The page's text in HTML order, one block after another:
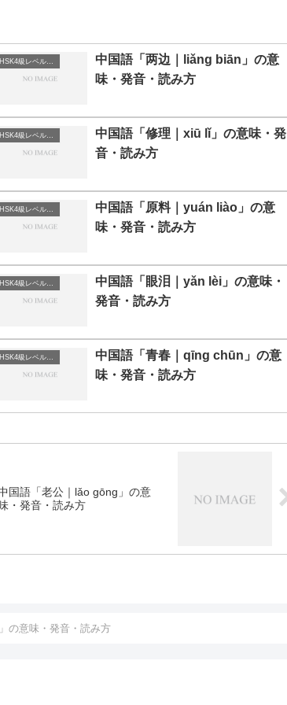
中国語「两边｜liǎng biān」の意
味・発音・読み方
中国語「修理｜xiū lǐ」の意味・発
音・読み方
中国語「原料｜yuán liào」の意
味・発音・読み方
中国語「眼泪｜yǎn lèi」の意味・
発音・読み方
中国語「青春｜qīng chūn」の意
味・発音・読み方
国語「老公｜lǎo gōng」の意
・発音・読み方
の意味・発音・読み方